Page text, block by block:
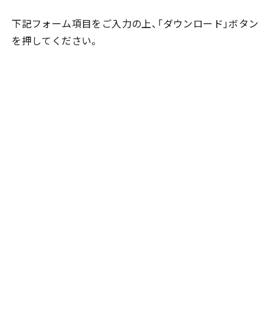
下記フォーム項目をご入力の上、「ダウンロード」ボタン
を押してください。